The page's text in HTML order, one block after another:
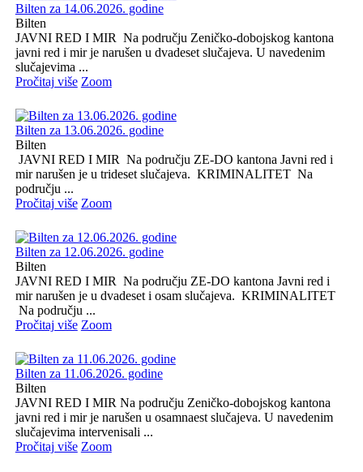
Bilten za 14.06.2026. godine
Bilten
JAVNI RED I MIR Na području Zeničko-dobojskog kantona
javni red i mir je narušen u dvadeset slučajeva. U navedenim
slučajevima ...
Pročitaj više Zoom
Bilten za 13.06.2026. godine
Bilten
JAVNI RED I MIR Na području ZE-DO kantona Javni red i
mir narušen je u trideset slučajeva. KRIMINALITET Na
području ...
Pročitaj više Zoom
Bilten za 12.06.2026. godine
Bilten
JAVNI RED I MIR Na području ZE-DO kantona Javni red i
mir narušen je u dvadeset i osam slučajeva. KRIMINALITET
Na području ...
Pročitaj više Zoom
Bilten za 11.06.2026. godine
Bilten
JAVNI RED I MIR Na području Zeničko-dobojskog kantona
javni red i mir je narušen u osamnaest slučajeva. U navedenim
slučajevima intervenisali ...
Pročitaj više Zoom